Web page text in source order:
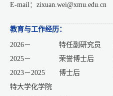
E-mail：zixuan.wei@xmu.edu.cn
教育与工作经历：
2026－ 特任副研究员 厦
2025－ 荣誉博士后 英
2023－2025 博士后 英国
特大学化学院